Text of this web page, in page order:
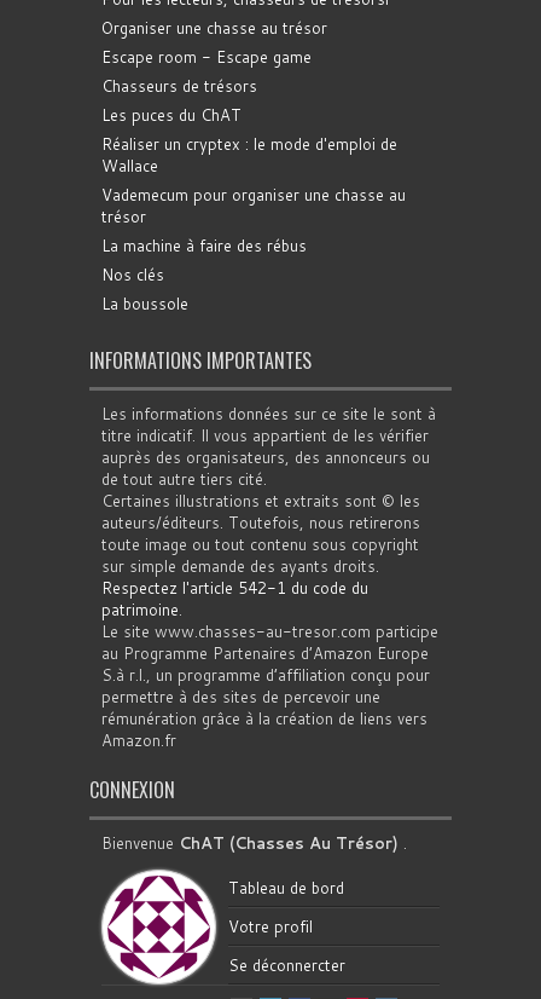
Organiser une chasse au trésor
Escape room - Escape game
Chasseurs de trésors
Les puces du ChAT
Réaliser un cryptex : le mode d'emploi de
Wallace
Vademecum pour organiser une chasse au
trésor
La machine à faire des rébus
Nos clés
La boussole
INFORMATIONS IMPORTANTES
Les informations données sur ce site le sont à
titre indicatif. Il vous appartient de les vérifier
auprès des organisateurs, des annonceurs ou
de tout autre tiers cité.
Certaines illustrations et extraits sont © les
auteurs/éditeurs. Toutefois, nous retirerons
toute image ou tout contenu sous copyright
sur simple demande des ayants droits.
Respectez l'article 542-1 du code du
patrimoine.
Le site www.chasses-au-tresor.com participe
au Programme Partenaires d’Amazon Europe
S.à r.l., un programme d’affiliation conçu pour
permettre à des sites de percevoir une
rémunération grâce à la création de liens vers
Amazon.fr
CONNEXION
Bienvenue ChAT (Chasses Au Trésor) .
Tableau de bord
Votre profil
Se déconnercter